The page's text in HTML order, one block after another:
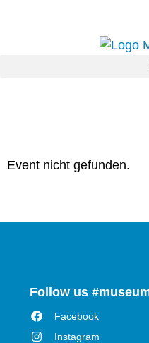
Event nicht gefunden.
Follow us
Facebook
Instagram